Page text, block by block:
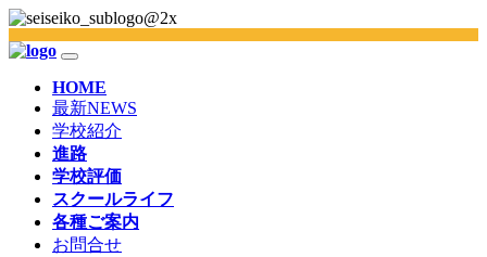
HOME
最新NEWS
学校紹介
進路
学校評価
スクールライフ
各種ご案内
お問合せ